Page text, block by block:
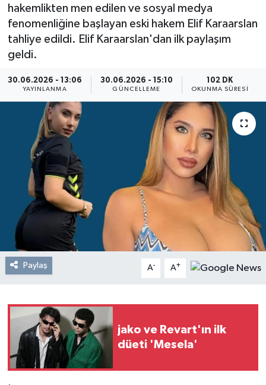
hakemlikten men edilen ve sosyal medya
fenomenliğine başlayan eski hakem Elif Karaarslan
tahliye edildi. Elif Karaarslan'dan ilk paylaşım
geldi.
30.06.2026 - 13:06
YAYINLANMA
30.06.2026 - 15:10
GÜNCELLEME
102 DK
OKUNMA SÜRESI
Paylaş A- A+
jako ve Revart'ın ilk
düeti 'Mesela'
Sağlık
Magazin
Kültür Sanat
Resmi Reklam
Röportajlar
Haber Arşivi